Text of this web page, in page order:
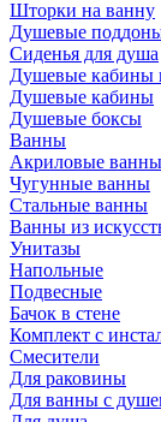
Шторки на ванну
Душевые
Сиденья для душа
Душевые кабины
Душевые кабины
Душевые боксы
Ванны
Акриловые ванны
Чугунные ванны
Стальные ванны
Ванны из
Унитазы
Напольные
Подвесные
Бачок в стене
Комплект с
Смесители
Для раковины
Для ванны с